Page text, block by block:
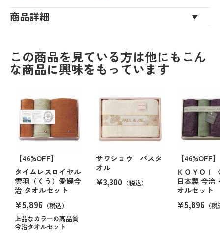
商品詳細
この商品を見ている方は他にもこん
な商品に興味をもっています
【46%OFF】
タイムレスロイヤル
雲羽（くう）愛媛今
治 タオルセット
¥5,896 （税込）
上品なカラーの高品質
今治タオルセット
サワショウ バスタ
オル
¥3,300 （税込）
【46%OFF】
ＫＯＹＯＩ
日本製 今治
オルセット
¥5,896 （